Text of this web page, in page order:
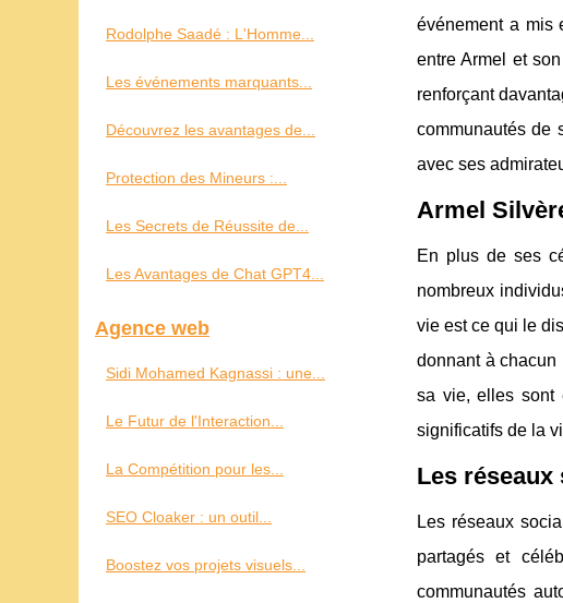
événement a mis
entre Armel et
renforçant
communautés de
avec ses
Armel
En plus de ses
nombreux
vie est ce qui le
donnant à
sa vie, elles sont
significatifs de la
Les
Les réseaux
partagés et
communautés
Rodolphe Saadé : L'Homme...
Les événements marquants...
Découvrez les avantages de...
Protection des Mineurs :...
Les Secrets de Réussite de...
Les Avantages de Chat GPT4...
Agence web
Sidi Mohamed Kagnassi : une...
Le Futur de l'Interaction...
La Compétition pour les...
SEO Cloaker : un outil...
Boostez vos projets visuels...